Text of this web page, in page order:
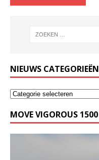
NIEUWS CATEGORIEËN
MOVE VIGOROUS 1500